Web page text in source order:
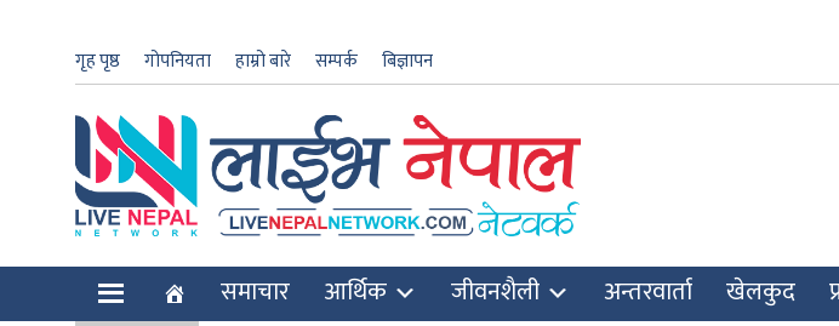
गृह पृष्ठ गोपनियता हाम्रो बारे सम्पर्क बिज्ञापन
समाचार आर्थिक जीवनशैली अन्तरवार्ता खेलकुद